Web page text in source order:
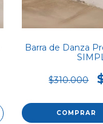
Barra de Danza
$310.000
COMPRAR